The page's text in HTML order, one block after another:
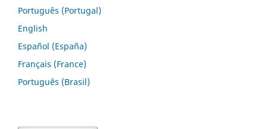
Português (Portugal)
English
Español (España)
Français (France)
Português (Brasil)